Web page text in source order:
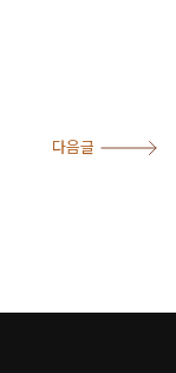
다음글